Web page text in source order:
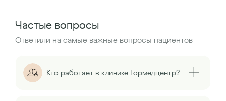
Частые вопросы
Ответили на самые важные вопросы пациентов
Кто работает в клинике Гормедцентр?